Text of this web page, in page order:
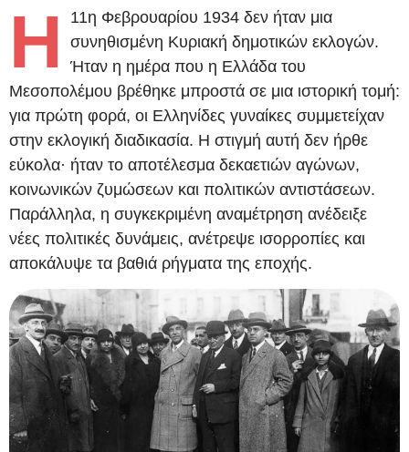
Η
11η Φεβρουαρίου 1934 δεν ήταν μια
συνηθισμένη Κυριακή δημοτικών εκλογών.
Ήταν η ημέρα που η Ελλάδα του
Μεσοπολέμου βρέθηκε μπροστά σε μια ιστορική τομή:
για πρώτη φορά, οι Ελληνίδες γυναίκες συμμετείχαν
στην εκλογική διαδικασία. Η στιγμή αυτή δεν ήρθε
εύκολα· ήταν το αποτέλεσμα δεκαετιών αγώνων,
κοινωνικών ζυμώσεων και πολιτικών αντιστάσεων.
Παράλληλα, η συγκεκριμένη αναμέτρηση ανέδειξε
νέες πολιτικές δυνάμεις, ανέτρεψε ισορροπίες και
αποκάλυψε τα βαθιά ρήγματα της εποχής.